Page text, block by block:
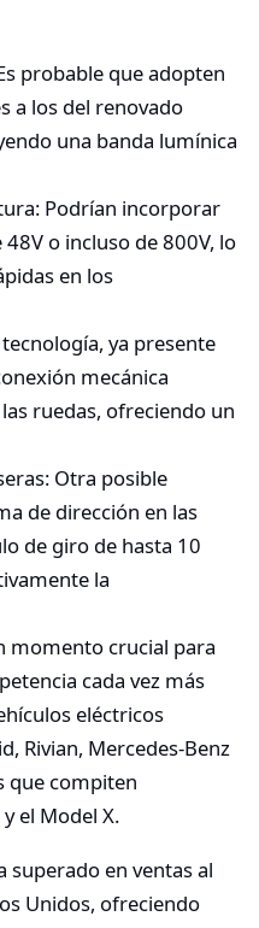
probable que adopten
a los del renovado
una banda lumínica
Podrían incorporar
o incluso de 800V, lo
en los
ya presente
mecánica
ruedas, ofreciendo un
Otra posible
de dirección en las
de giro de hasta 10
la
momento crucial para
cada vez más
eléctricos
Rivian, Mercedes-Benz
que compiten
el Model X.
superado en ventas al
Unidos, ofreciendo